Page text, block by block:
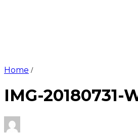
Home /
IMG-20180731-